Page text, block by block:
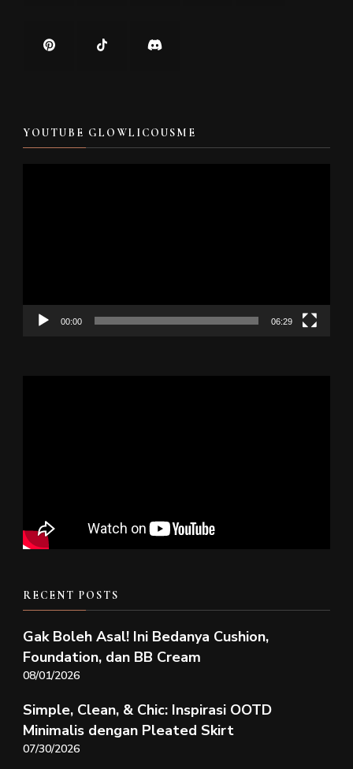
YOUTUBE GLOWLICOUSME
00:00 06:29
RECENT POSTS
Gak Boleh Asal! Ini Bedanya Cushion,
Foundation, dan BB Cream
08/01/2026
Simple, Clean, & Chic: Inspirasi OOTD
Minimalis dengan Pleated Skirt
07/30/2026